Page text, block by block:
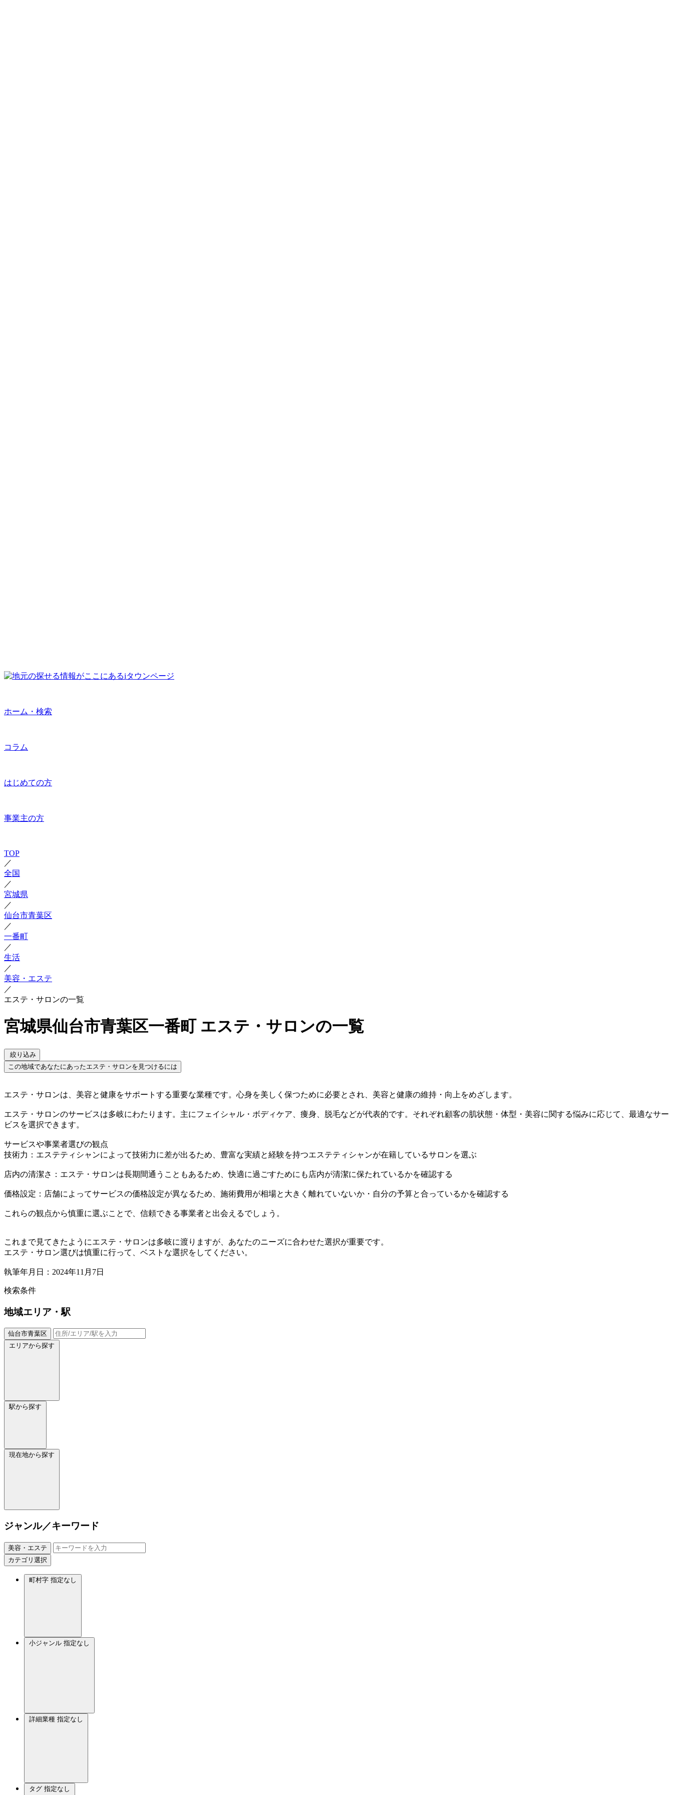
ホーム・検索
コラム
はじめての方
事業主の方
TOP
／
全国
／
宮城県
／
仙台市青葉区
／
一番町
／
生活
／
美容・エステ
／
エステ・サロンの一覧
宮城県仙台市青葉区一番町 エステ・サロンの一覧
絞り込み
この地域であなたにあったエステ・サロンを見つけるには
エステ・サロンは、美容と健康をサポートする重要な業種です。心身を美しく保つために必要とされ、美容と健康の維持・向上をめざします。
エステ・サロンのサービスは多岐にわたります。主にフェイシャル・ボディケア、痩身、脱毛などが代表的です。それぞれ顧客の肌状態・体型・美容に関する悩みに応じて、最適なサー
ビスを選択できます。
サービスや事業者選びの観点
技術力：エステティシャンによって技術力に差が出るため、豊富な実績と経験を持つエステティシャンが在籍しているサロンを選ぶ
店内の清潔さ：エステ・サロンは長期間通うこともあるため、快適に過ごすためにも店内が清潔に保たれているかを確認する
価格設定：店舗によってサービスの価格設定が異なるため、施術費用が相場と大きく離れていないか・自分の予算と合っているかを確認する
これらの観点から慎重に選ぶことで、信頼できる事業者と出会えるでしょう。
これまで見てきたようにエステ・サロンは多岐に渡りますが、あなたのニーズに合わせた選択が重要です。
エステ・サロン選びは慎重に行って、ベストな選択をしてください。
執筆年月日：2024年11月7日
検索条件
地域エリア・駅
仙台市青葉区
エリアから探す
駅から探す
現在地から探す
ジャンル／キーワード
美容・エステ
カテゴリ選択
町村字 指定なし
小ジャンル 指定なし
詳細業種 指定なし
タグ 指定なし